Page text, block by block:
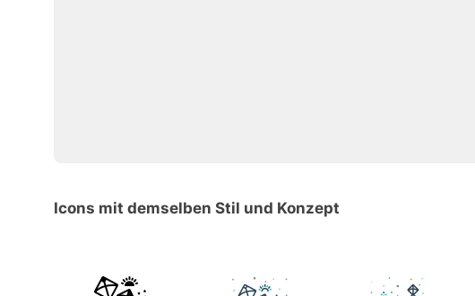
Icons mit demselben Stil und Konzept